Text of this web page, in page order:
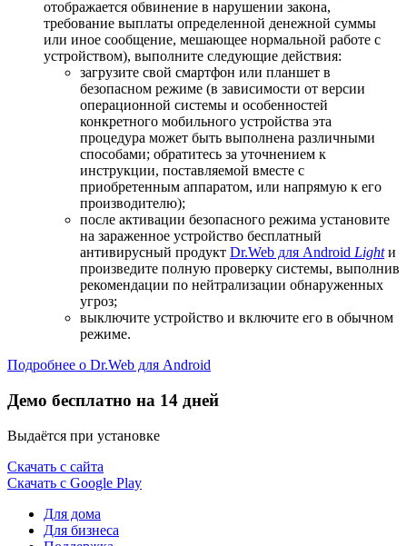
отображается обвинение в нарушении закона,
требование выплаты определенной денежной суммы
или иное сообщение, мешающее нормальной работе с
устройством), выполните следующие действия:
загрузите свой смартфон или планшет в
безопасном режиме (в зависимости от версии
операционной системы и особенностей
конкретного мобильного устройства эта
процедура может быть выполнена различными
способами; обратитесь за уточнением к
инструкции, поставляемой вместе с
приобретенным аппаратом, или напрямую к его
производителю);
после активации безопасного режима установите
на зараженное устройство бесплатный
антивирусный продукт Dr.Web для Android Lightи
произведите полную проверку системы, выполнив
рекомендации по нейтрализации обнаруженных
угроз;
выключите устройство и включите его в обычном
режиме.
Подробнее о Dr.Web для Android
Демо бесплатно на 14 дней
Выдаётся при установке
Скачать с сайта
Скачать с Google Play
Для дома
Для бизнеса